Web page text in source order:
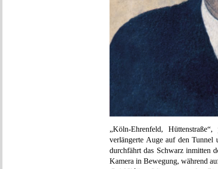
„Köln-Ehrenfeld,
verlängerte Auge auf den
durchfährt das Schwarz inmitten
Kamera in Bewegung, während